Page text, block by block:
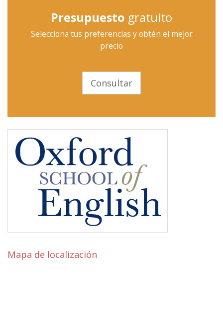
Presupuesto gratuito
Selecciona tus preferencias y obtén el mejor
precio
Consultar
Mapa de localización